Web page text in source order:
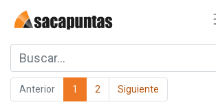
Anterior 1 2 Siguiente